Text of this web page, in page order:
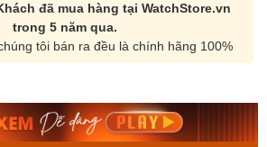
đã mua hàng tại WatchStore.vn
trong 5 năm qua.
tôi bán ra đều là chính hãng 100%
RA-
Casio Nam MTS-
Mua ngay